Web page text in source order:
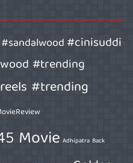
#cinisuddi
#trending
#trending
Movie Adhipatra Back